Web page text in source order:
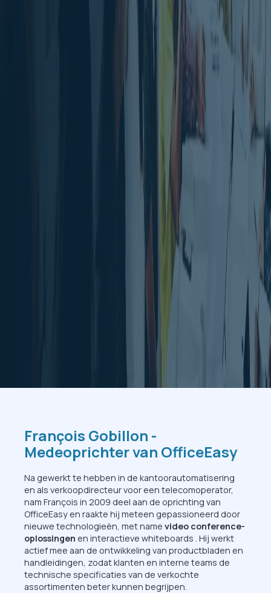
François Gobillon -
Medeoprichter van OfficeEasy
Na gewerkt te hebben in de kantoorautomatisering
en als verkoopdirecteur voor een telecomoperator,
nam François in 2009 deel aan de oprichting van
OfficeEasy en raakte hij meteen gepassioneerd door
nieuwe technologieën, met name video conference-
oplossingen en interactieve whiteboards . Hij werkt
actief mee aan de ontwikkeling van productbladen en
handleidingen, zodat klanten en interne teams de
technische specificaties van de verkochte
assortimenten beter kunnen begrijpen.